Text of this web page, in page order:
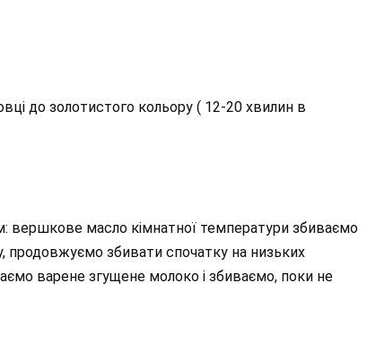
до золотистого кольору ( 12-20 хвилин в
вершкове масло кімнатної температури збиваємо
збивати спочатку на низьких
варене згущене молоко і збиваємо, поки не